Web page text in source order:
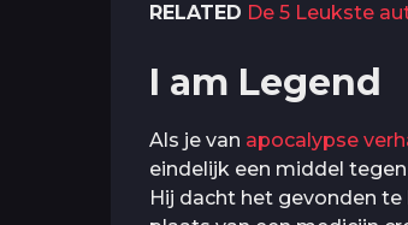
RELATED De 5 Leukste
I am Legend
Als je van apocalypse
eindelijk een middel
Hij dacht het gevonden